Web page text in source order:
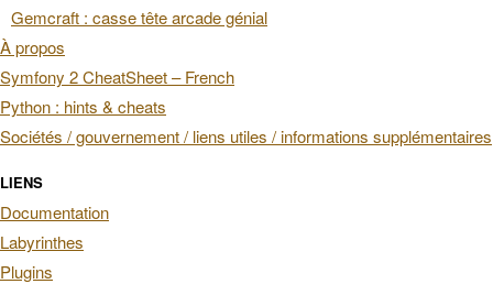
Gemcraft : casse tête arcade génial
À propos
Symfony 2 CheatSheet – French
Python : hints & cheats
Sociétés / gouvernement / liens utiles / informations supplémentaires
LIENS
Documentation
Labyrinthes
Plugins